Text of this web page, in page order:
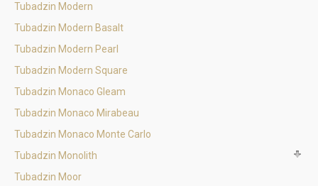
Tubadzin Modern
Tubadzin Modern Basalt
Tubadzin Modern Pearl
Tubadzin Modern Square
Tubadzin Monaco Gleam
Tubadzin Monaco Mirabeau
Tubadzin Monaco Monte Carlo
Tubadzin Monolith
Tubadzin Moor